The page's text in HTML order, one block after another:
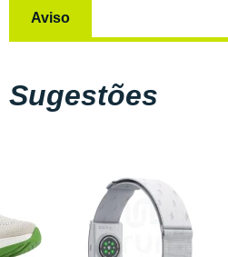
Aviso
Sugestões